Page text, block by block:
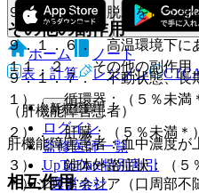
９．１．５． 脱水を伴う身
９．１．６． 高温環境下に
９．１．７． 不動状態、長
（肝機能障害患者）
肝機能障害患者：血中濃度が
相互作用
その他の副作用
１１．２． その他の副作用
１）． 循環器：（５％未満
２）． 肝臓：（５％未満＊
３）． 錐体外路症状：（５
＊）ジスキネジア（口周部不
ホーム
ノート
表・計算
レジメン
新規登録
ログイン
監修医師一覧
UpToDate特別割引
運営会社